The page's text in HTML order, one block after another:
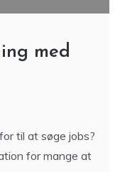
med
til at søge jobs?
for mange at